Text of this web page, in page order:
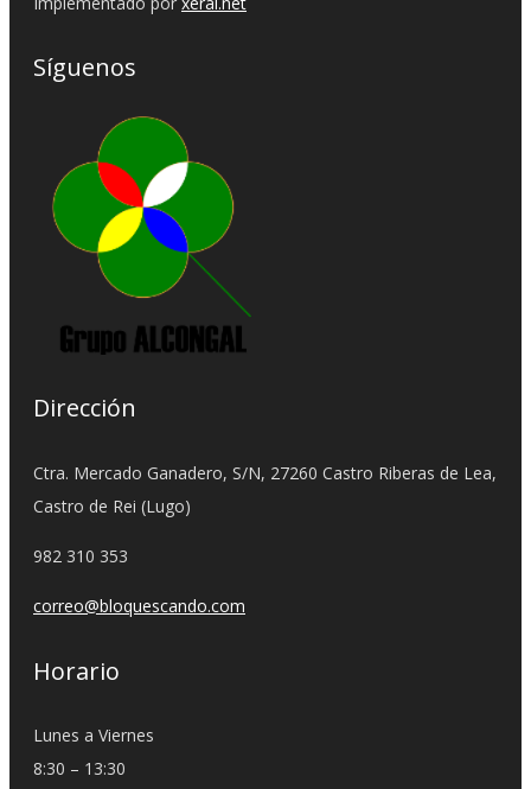
Síguenos
Dirección
Ctra. Mercado Ganadero, S/N, 27260 Castro Riberas de Lea,
Castro de Rei (Lugo)
982 310 353
correo@bloquescando.com
Horario
Lunes a Viernes
8:30 – 13:30